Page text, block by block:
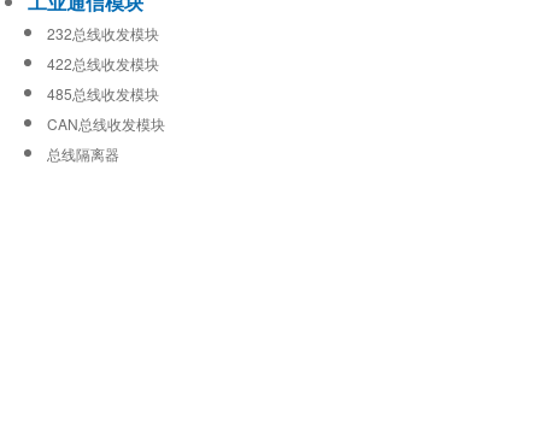
232总线收发模块
422总线收发模块
485总线收发模块
CAN总线收发模块
总线隔离器